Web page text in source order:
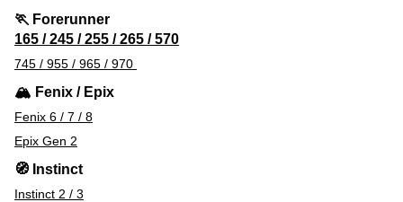
🏃 Forerunner
165 / 245 /255 /265 /570
745 / 955 / 965 / 970
🏔️ Fenix / Epix
Fenix 6 / 7 / 8
Epix Gen 2
🧭 Instinct
Instinct 2 / 3